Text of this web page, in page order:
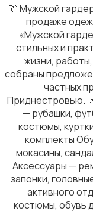
👔 Мужской
продаже
«Мужской
стильных и
жизни,
собраны
частных
Приднестровью.
— рубашки,
костюмы,
комплекты
мокасины,
Аксессуары —
запонки,
активного
костюмы, обувь